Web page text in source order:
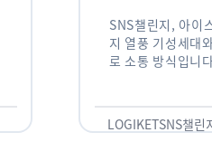
SNS챌린지, 아이
지 열풍 기성세대
로 소통 방식입니
도 능숙한 …
LOGIKETSNS챌린